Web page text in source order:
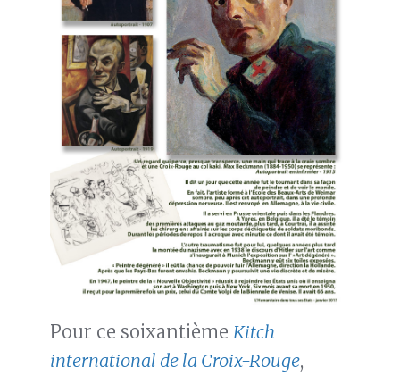
Pour ce soixantième Kitch
international de la Croix-Rouge,